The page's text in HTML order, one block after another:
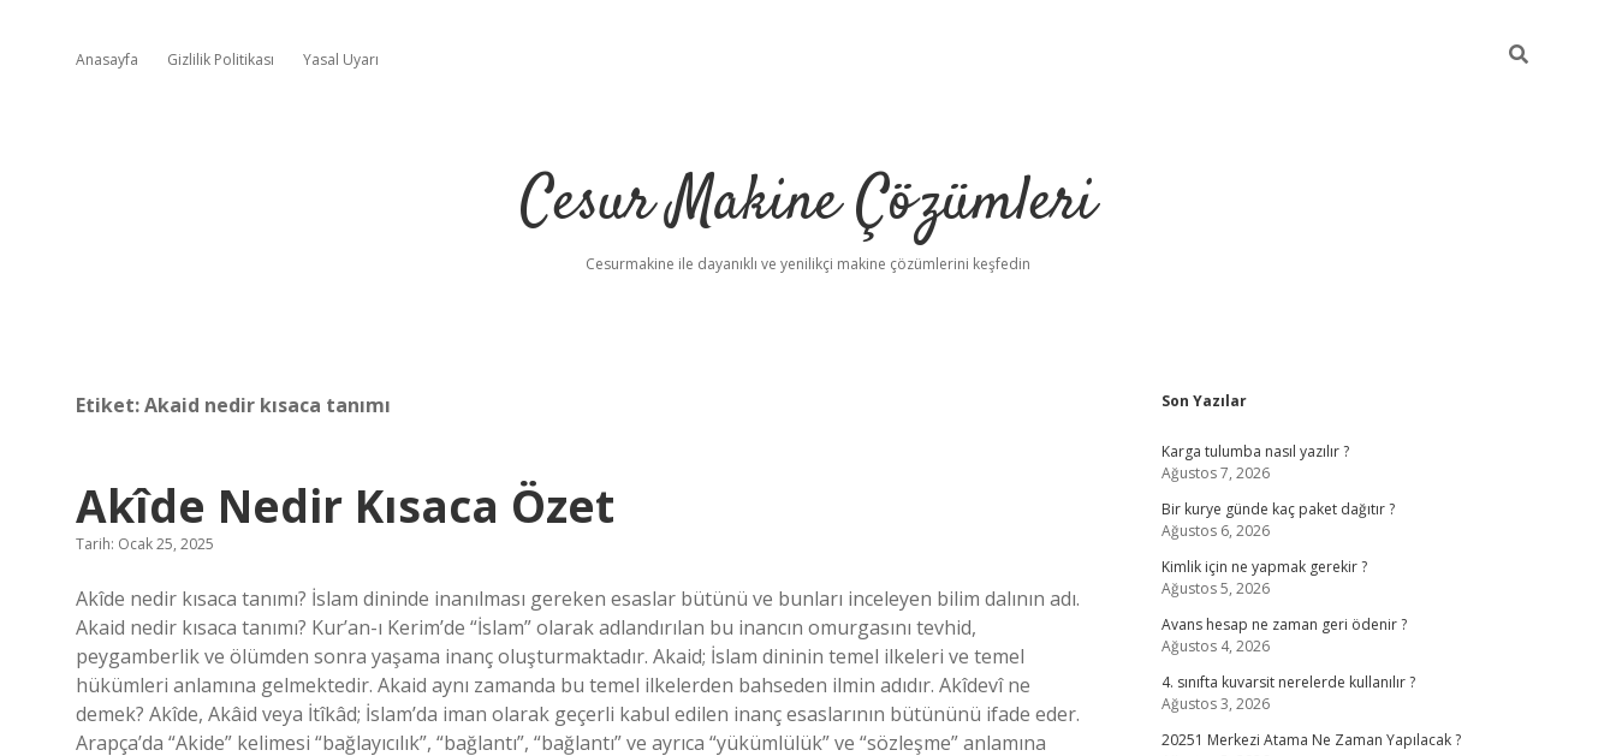
Anasayfa Gizlilik Politikası Yasal Uyarı
Cesur Makine Çözümleri
Cesurmakine ile dayanıklı ve yenilikçi makine çözümlerini keşfedin
Etiket:Akaid nedir kısaca tanımı
Akîde Nedir Kısaca Özet
Tarih: Ocak 25, 2025
Akîde nedir kısaca tanımı? İslam dininde inanılması gereken esaslar bütünü ve bunları inceleyen bilim dalının adı.
Akaid nedir kısaca tanımı? Kur’an-ı Kerim’de “İslam” olarak adlandırılan bu inancın omurgasını tevhid,
peygamberlik ve ölümden sonra yaşama inanç oluşturmaktadır. Akaid; İslam dininin temel ilkeleri ve temel
hükümleri anlamına gelmektedir. Akaid aynı zamanda bu temel ilkelerden bahseden ilmin adıdır. Akîdevî ne
demek? Akîde, Akâid veya İtîkâd; İslam’da iman olarak geçerli kabul edilen inanç esaslarının bütününü ifade eder.
Arapça’da “Akide” kelimesi “bağlayıcılık”, “bağlantı”, “bağlantı” ve ayrıca “yükümlülük” ve “sözleşme” anlamına
Sidebar
Son Yazılar
Karga tulumba nasıl yazılır ?
Ağustos 7, 2026
Bir kurye günde kaç paket dağıtır ?
Ağustos 6, 2026
Kimlik için ne yapmak gerekir ?
Ağustos 5, 2026
Avans hesap ne zaman geri ödenir ?
Ağustos 4, 2026
4. sınıfta kuvarsit nerelerde kullanılır ?
Ağustos 3, 2026
20251 Merkezi Atama Ne Zaman Yapılacak ?